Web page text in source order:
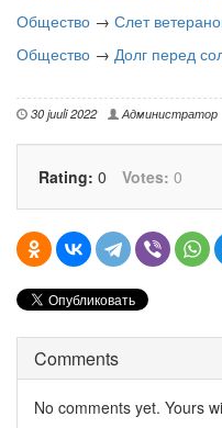
Общество → Слет
Общество → Долг перед
30 juuli 2022 Администратор
Rating: 0 Votes: 0
Comments
No comments yet. Yours